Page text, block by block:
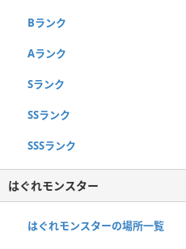
Bランク
Aランク
Sランク
SSランク
SSSランク
はぐれモンスター
はぐれモンスターの場所一覧